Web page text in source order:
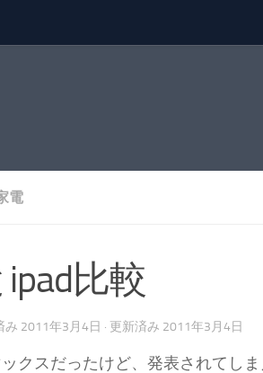
電
比較
み 2011年3月4日 · 更新済み 2011年3月4日
クスだったけど、発表されてしま